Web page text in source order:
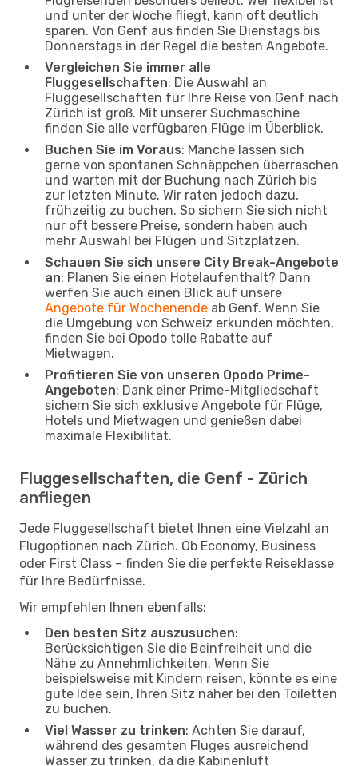
und unter der Woche fliegt, kann oft deutlich
sparen. Von Genf aus finden Sie Dienstags bis
Donnerstags in der Regel die besten Angebote.
Vergleichen Sie immer alle
Fluggesellschaften: Die Auswahl an
Fluggesellschaften für Ihre Reise von Genf nach
Zürich ist groß. Mit unserer Suchmaschine
finden Sie alle verfügbaren Flüge im Überblick.
Buchen Sie im Voraus: Manche lassen sich
gerne von spontanen Schnäppchen überraschen
und warten mit der Buchung nach Zürich bis
zur letzten Minute. Wir raten jedoch dazu,
frühzeitig zu buchen. So sichern Sie sich nicht
nur oft bessere Preise, sondern haben auch
mehr Auswahl bei Flügen und Sitzplätzen.
Schauen Sie sich unsere City Break-Angebote
an: Planen Sie einen Hotelaufenthalt? Dann
werfen Sie auch einen Blick auf unsere
Angebote für Wochenende ab Genf. Wenn Sie
die Umgebung von Schweiz erkunden möchten,
finden Sie bei Opodo tolle Rabatte auf
Mietwagen.
Profitieren Sie von unseren Opodo Prime-
Angeboten: Dank einer Prime-Mitgliedschaft
sichern Sie sich exklusive Angebote für Flüge,
Hotels und Mietwagen und genießen dabei
maximale Flexibilität.
Fluggesellschaften, die Genf - Zürich
anfliegen
Jede Fluggesellschaft bietet Ihnen eine Vielzahl an
Flugoptionen nach Zürich. Ob Economy, Business
oder First Class – finden Sie die perfekte Reiseklasse
für Ihre Bedürfnisse.
Wir empfehlen Ihnen ebenfalls:
Den besten Sitz auszusuchen:
Berücksichtigen Sie die Beinfreiheit und die
Nähe zu Annehmlichkeiten. Wenn Sie
beispielsweise mit Kindern reisen, könnte es eine
gute Idee sein, Ihren Sitz näher bei den Toiletten
zu buchen.
Viel Wasser zu trinken: Achten Sie darauf,
während des gesamten Fluges ausreichend
Wasser zu trinken, da die Kabinenluft